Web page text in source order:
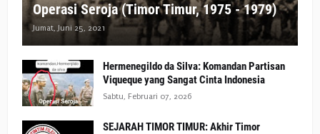
Operasi Seroja (Timor Timur, 1975 - 1979)
Jumat, Juni 25, 2021
Hermenegildo da Silva: Komandan Partisan
Viqueque yang Sangat Cinta Indonesia
Sabtu, Februari 07, 2026
SEJARAH TIMOR TIMUR: Akhir Timor